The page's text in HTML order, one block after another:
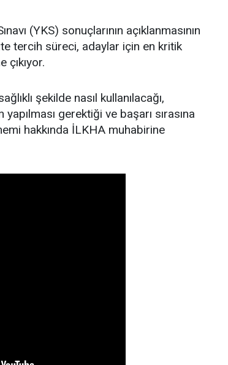
(YKS) sonuçlarının açıklanmasının
tercih süreci, adaylar için en kritik
şekilde nasıl kullanılacağı,
gerektiği ve başarı sırasına
hakkında İLKHA muhabirine